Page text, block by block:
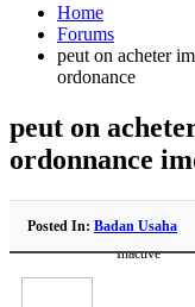
Home
Forums
peut on acheter
ordonance
peut on
ordonnance
Posted In: Badan Usaha
Inactive